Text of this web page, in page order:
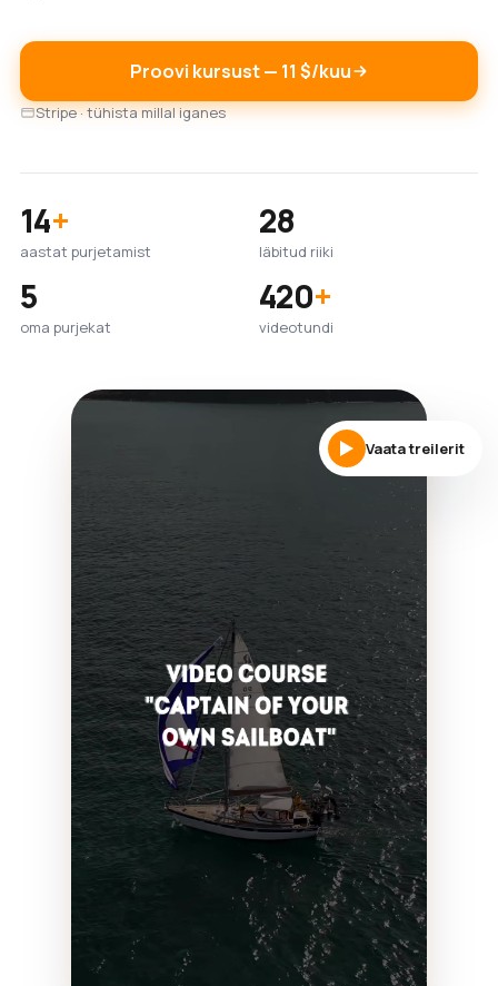
Proovi kursust — 11 $/kuu
Stripe · tühista millal iganes
14+
aastat purjetamist
28
läbitud riiki
5
oma purjekat
420+
videotundi
Vaata treilerit